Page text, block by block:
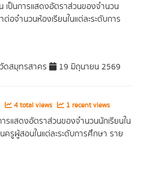
เป็นการแสดงอัตราส่วนของจำนวน
ต่อจำนวนห้องเรียนในแต่ละระดับการ
ดสมุทรสาคร 19 มิถุนายน 2569
4 total views 1 recent views
รแสดงอัตราส่วนของจำนวนนักเรียนใน
ครูผู้สอนในแต่ละระดับการศึกษา ราย